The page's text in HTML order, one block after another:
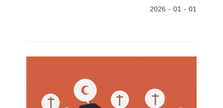
01 - 01 - 2026